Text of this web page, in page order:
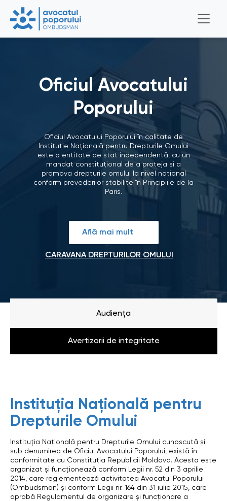
Oficiul Avocatului
Poporului
Oficiul Avocatului Poporului în calitate de
Instituție Națională pentru Drepturile Omului
este o entitate de stat independentă, cu un
mandat constituțional de a proteja și a
promova drepturile omului la nivel national
conform prevederilor stabilite în Principiile de la
Paris.
Află mai mult
CARAVANA DREPTURILOR OMULUI
Audiența
Avertizorii de integritate
Instituția Națională pentru
Drepturile Omului
Instituția Națională pentru Drepturile Omului cunoscută și
sub denumirea de Oficiul Avocatului Poporului, există în
conformitate cu Constituţia Republicii Moldova. Acesta este
organizat şi funcţionează conform Legii nr. 52 din 3 aprilie
2014, care reglementează activitatea Avocatul Poporului
(Ombudsman) și conform Legii nr. 164 din 31 iulie 2015, care
aprobă Regulamentul de organizare și funcționare a